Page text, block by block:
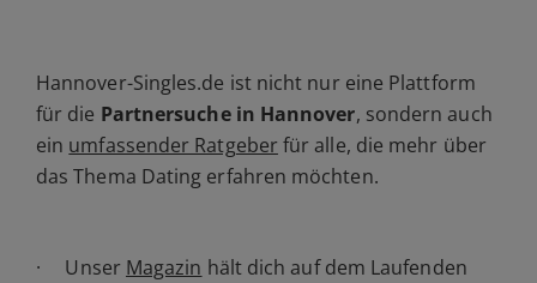
Hannover-Singles.de ist nicht nur eine Plattform
für die Partnersuche in Hannover, sondern auch
ein umfassender Ratgeber für alle, die mehr über
das Thema Dating erfahren möchten.
· Unser Magazin hält dich auf dem Laufenden